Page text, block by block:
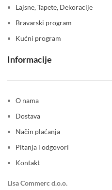
Lajsne, Tapete, Dekoracije
Bravarski program
Kućni program
Informacije
O nama
Dostava
Način plaćanja
Pitanja i odgovori
Kontakt
Lisa Commerc d.o.o.